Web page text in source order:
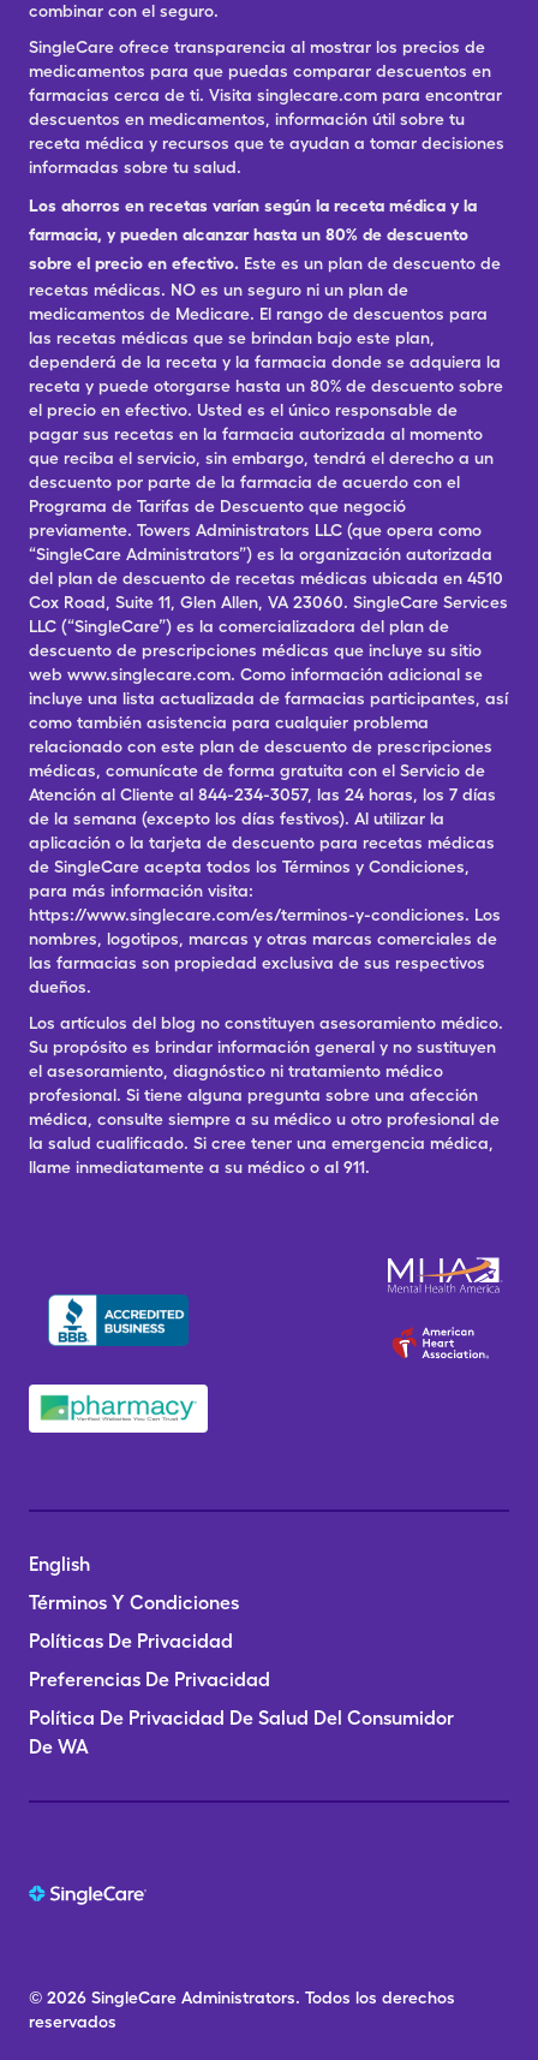
combinar con el seguro.
SingleCare ofrece transparencia al mostrar los precios de
medicamentos para que puedas comparar descuentos en
farmacias cerca de ti. Visita singlecare.com para encontrar
descuentos en medicamentos, información útil sobre tu
receta médica y recursos que te ayudan a tomar decisiones
informadas sobre tu salud.
Los ahorros en recetas varían según la receta médica y la
farmacia, y pueden alcanzar hasta un 80% de descuento
sobre el precio en efectivo. Este es un plan de descuento de
recetas médicas. NO es un seguro ni un plan de
medicamentos de Medicare. El rango de descuentos para
las recetas médicas que se brindan bajo este plan,
dependerá de la receta y la farmacia donde se adquiera la
receta y puede otorgarse hasta un 80% de descuento sobre
el precio en efectivo. Usted es el único responsable de
pagar sus recetas en la farmacia autorizada al momento
que reciba el servicio, sin embargo, tendrá el derecho a un
descuento por parte de la farmacia de acuerdo con el
Programa de Tarifas de Descuento que negoció
previamente. Towers Administrators LLC (que opera como
“SingleCare Administrators”) es la organización autorizada
del plan de descuento de recetas médicas ubicada en 4510
Cox Road, Suite 11, Glen Allen, VA 23060. SingleCare Services
LLC (“SingleCare”) es la comercializadora del plan de
descuento de prescripciones médicas que incluye su sitio
web www.singlecare.com. Como información adicional se
incluye una lista actualizada de farmacias participantes, así
como también asistencia para cualquier problema
relacionado con este plan de descuento de prescripciones
médicas, comunícate de forma gratuita con el Servicio de
Atención al Cliente al 844-234-3057, las 24 horas, los 7 días
de la semana (excepto los días festivos). Al utilizar la
aplicación o la tarjeta de descuento para recetas médicas
de SingleCare acepta todos los Términos y Condiciones,
para más información visita:
https://www.singlecare.com/es/terminos-y-condiciones. Los
nombres, logotipos, marcas y otras marcas comerciales de
las farmacias son propiedad exclusiva de sus respectivos
dueños.
Los artículos del blog no constituyen asesoramiento médico.
Su propósito es brindar información general y no sustituyen
el asesoramiento, diagnóstico ni tratamiento médico
profesional. Si tiene alguna pregunta sobre una afección
médica, consulte siempre a su médico u otro profesional de
la salud cualificado. Si cree tener una emergencia médica,
llame inmediatamente a su médico o al 911.
English
Términos Y Condiciones
Políticas De Privacidad
Preferencias De Privacidad
Política De Privacidad De Salud Del Consumidor
De WA
© 2026 SingleCare Administrators. Todos los derechos
reservados